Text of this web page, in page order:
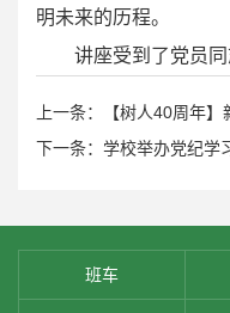
明未来的历程。
讲座受到了党员同
班车